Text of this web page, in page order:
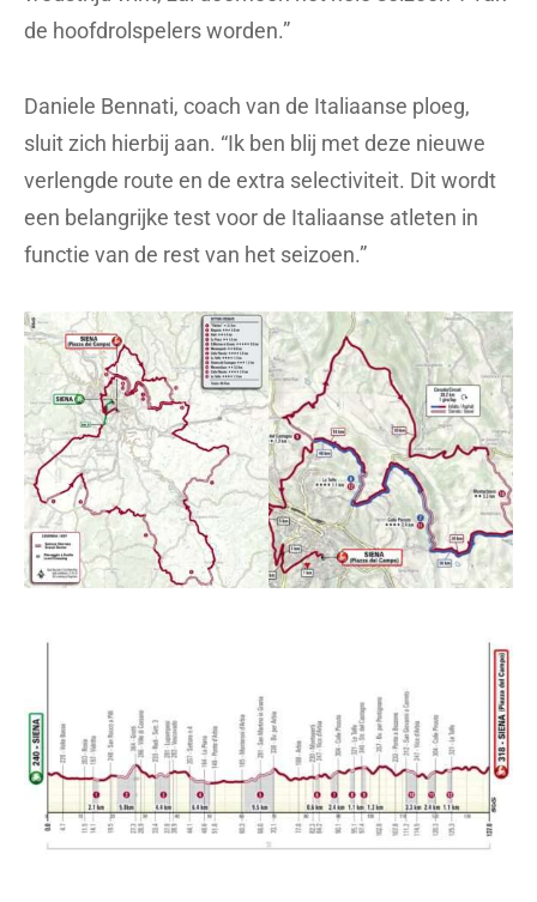
de hoofdrolspelers worden.”
Daniele Bennati, coach van de Italiaanse ploeg,
sluit zich hierbij aan. “Ik ben blij met deze nieuwe
verlengde route en de extra selectiviteit. Dit wordt
een belangrijke test voor de Italiaanse atleten in
functie van de rest van het seizoen.”